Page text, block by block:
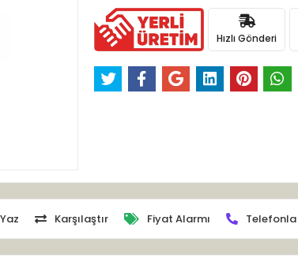
Hızlı Gönderi
Karşılaştır Fiyat Alarmı Telefonla